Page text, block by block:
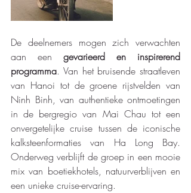
De deelnemers mogen zich verwachten
aan een gevarieerd en inspirerend
programma. Van het bruisende straatleven
van Hanoi tot de groene rijstvelden van
Ninh Binh, van authentieke ontmoetingen
in de bergregio van Mai Chau tot een
onvergetelijke cruise tussen de iconische
kalksteenformaties van Ha Long Bay.
Onderweg verblijft de groep in een mooie
mix van boetiekhotels, natuurverblijven en
een unieke cruise-ervaring.